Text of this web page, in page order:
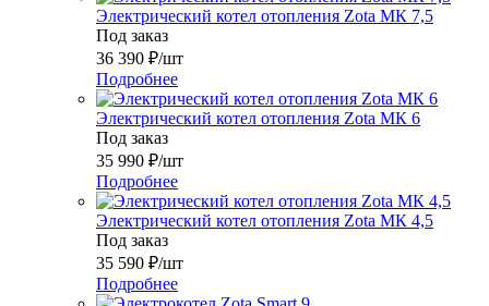
Электрический котел отопления Zota МК 7,5
Под заказ
36 390 ₽/шт
Подробнее
Электрический котел отопления Zota МК 6
Под заказ
35 990 ₽/шт
Подробнее
Электрический котел отопления Zota МК 4,5
Под заказ
35 590 ₽/шт
Подробнее